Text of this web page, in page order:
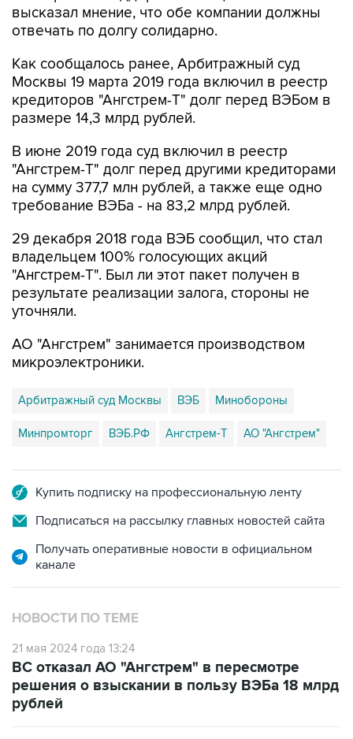
высказал мнение, что обе компании должны
отвечать по долгу солидарно.
Как сообщалось ранее, Арбитражный суд
Москвы 19 марта 2019 года включил в реестр
кредиторов "Ангстрем-Т" долг перед ВЭБом в
размере 14,3 млрд рублей.
В июне 2019 года суд включил в реестр
"Ангстрем-Т" долг перед другими кредиторами
на сумму 377,7 млн рублей, а также еще одно
требование ВЭБа - на 83,2 млрд рублей.
29 декабря 2018 года ВЭБ сообщил, что стал
владельцем 100% голосующих акций
"Ангстрем-Т". Был ли этот пакет получен в
результате реализации залога, стороны не
уточняли.
АО "Ангстрем" занимается производством
микроэлектроники.
Арбитражный суд Москвы ВЭБ Минобороны
Минпромторг ВЭБ.РФ Ангстрем-Т АО "Ангстрем"
Купить подписку на профессиональную ленту
Подписаться на рассылку главных новостей сайта
Получать оперативные новости в официальном
канале
НОВОСТИ ПО ТЕМЕ
21 мая 2024 года 13:24
ВС отказал АО "Ангстрем" в пересмотре
решения о взыскании в пользу ВЭБа 18 млрд
рублей